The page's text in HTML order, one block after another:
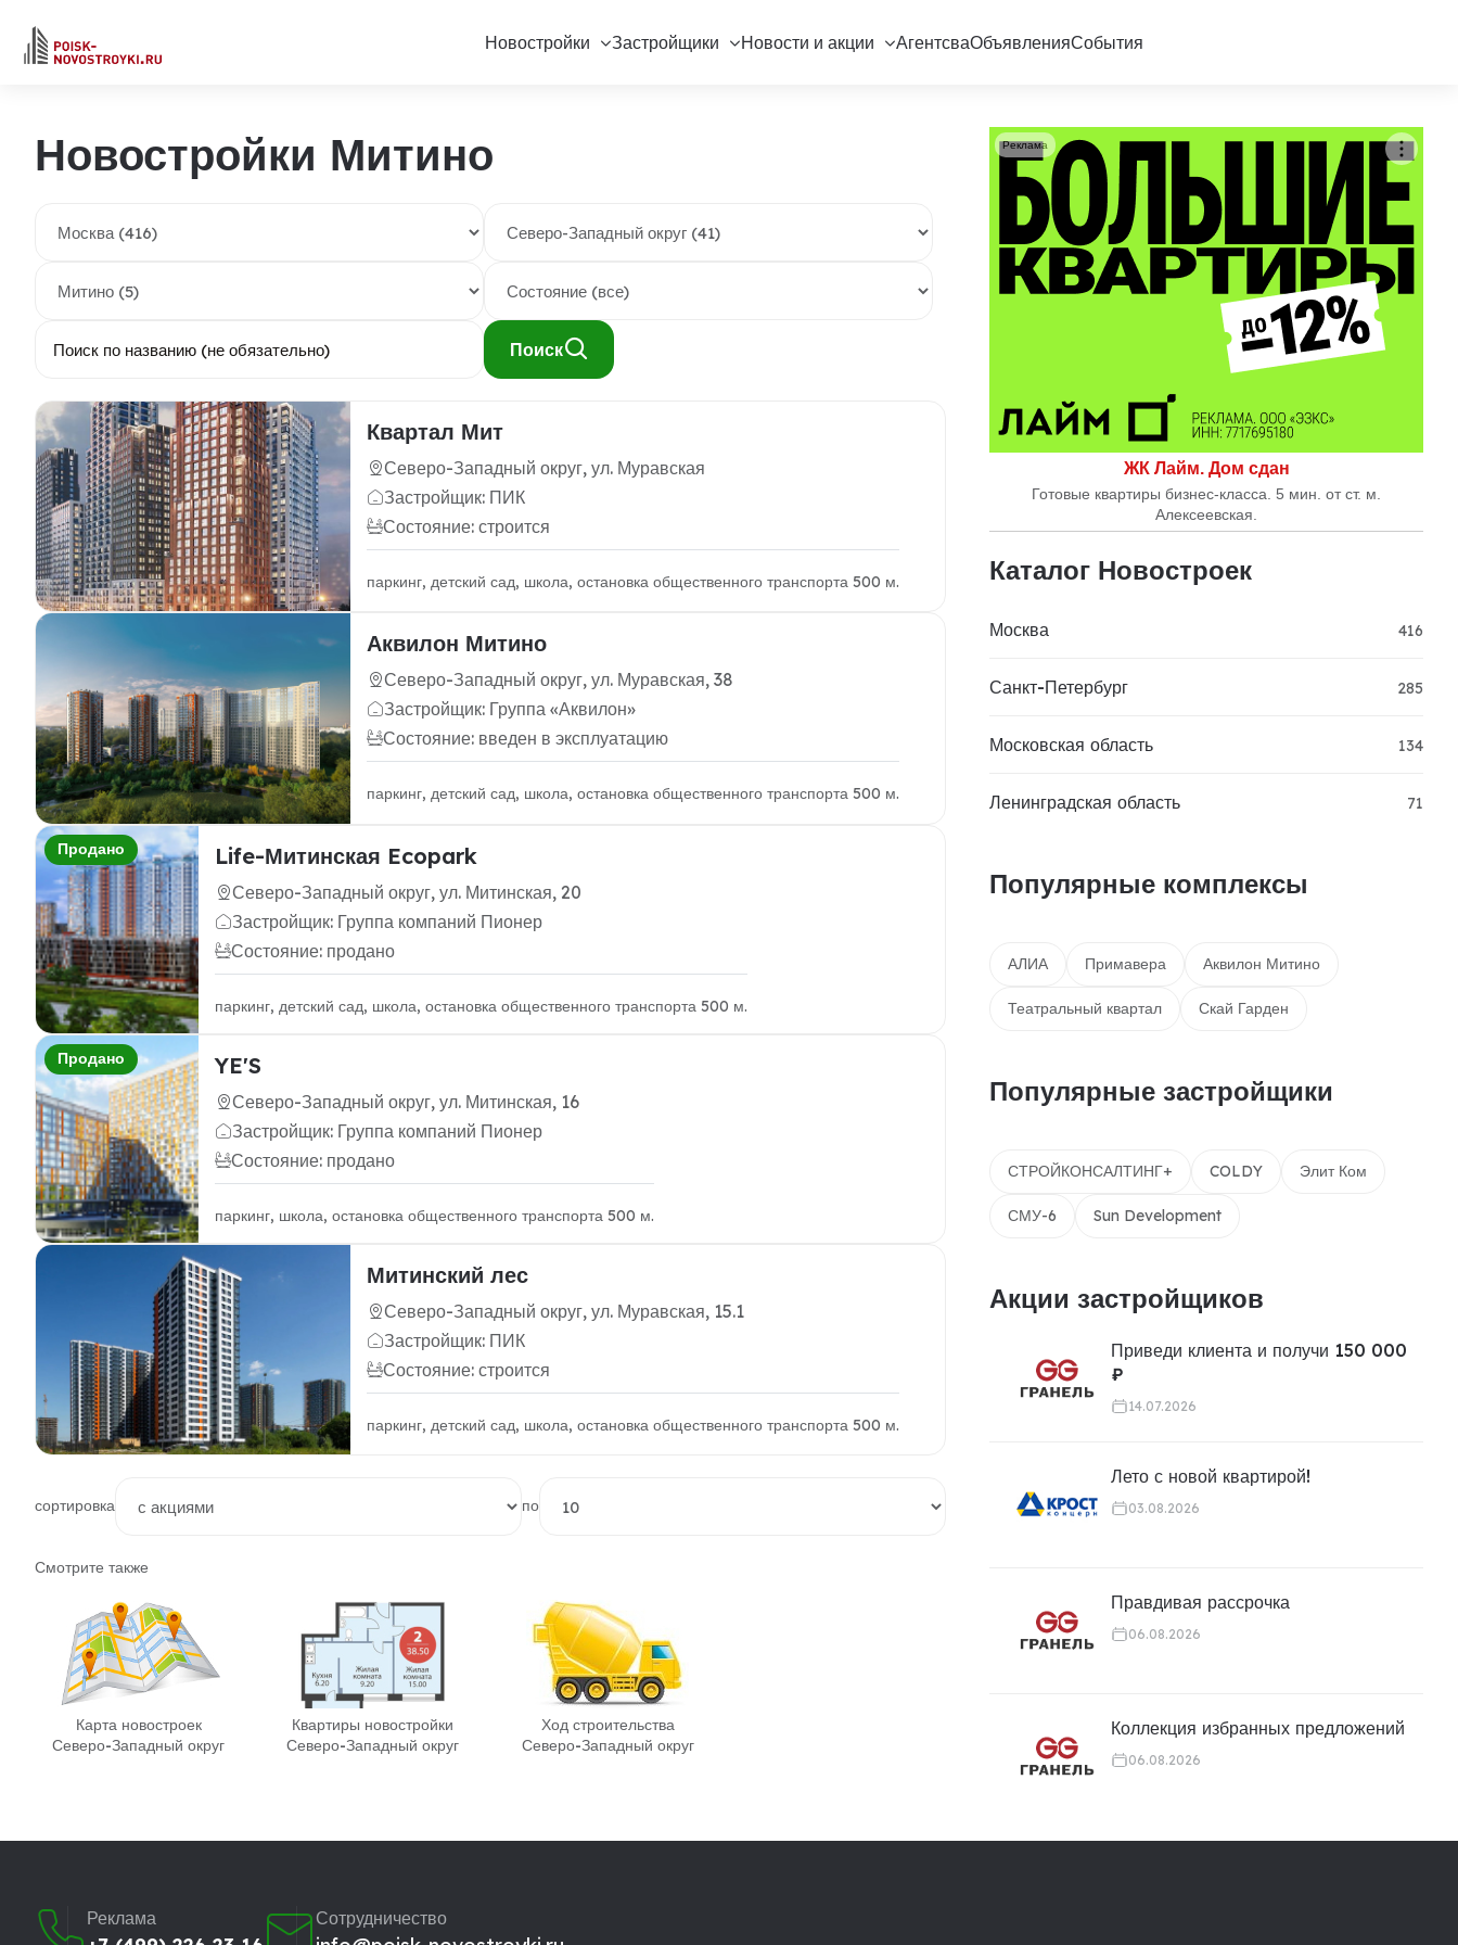
Новостройки Застройщики Новости и акции АгентсваОбъявленияСобытия
Новостройки Митино
Поиск
Квартал Мит
Северо-Западный округ, ул. Муравская
Застройщик: ПИК
Состояние: строится
паркинг, детский сад, школа, остановка общественного транспорта 500 м.
Аквилон Митино
Северо-Западный округ, ул. Муравская, 38
Застройщик: Группа «Аквилон»
Состояние: введен в эксплуатацию
паркинг, детский сад, школа, остановка общественного транспорта 500 м.
Продано Life-Митинская Ecopark
Северо-Западный округ, ул. Митинская, 20
Застройщик: Группа компаний Пионер
Состояние: продано
паркинг, детский сад, школа, остановка общественного транспорта 500 м.
Продано YE'S
Северо-Западный округ, ул. Митинская, 16
Застройщик: Группа компаний Пионер
Состояние: продано
паркинг, школа, остановка общественного транспорта 500 м.
Митинский лес
Северо-Западный округ, ул. Муравская, 15.1
Застройщик: ПИК
Состояние: строится
паркинг, детский сад, школа, остановка общественного транспорта 500 м.
сортировка по
Смотрите также
Карта новостроек
Северо-Западный округ
Квартиры новостройки
Северо-Западный округ
Ход строительства
Северо-Западный округ
ЖК Лайм. Дом сдан
Готовые квартиры бизнес-класса. 5 мин. от ст. м.
Алексеевская.
Реклама
Каталог Новостроек
Москва 416
Санкт-Петербург 285
Московская область 134
Ленинградская область 71
Популярные комплексы
АЛИА Примавера Аквилон Митино
Театральный квартал Скай Гарден
Популярные застройщики
СТРОЙКОНСАЛТИНГ+ COLDY Элит Ком
СМУ-6 Sun Development
Акции застройщиков
Приведи клиента и получи 150 000
₽
14.07.2026
Лето с новой квартирой!
03.08.2026
Правдивая рассрочка
06.08.2026
Коллекция избранных предложений
06.08.2026
Реклама Сотрудничество